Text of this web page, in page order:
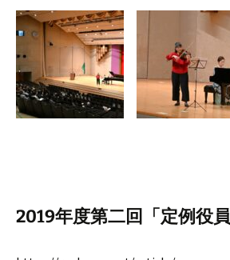
2019年度第二回「定例役